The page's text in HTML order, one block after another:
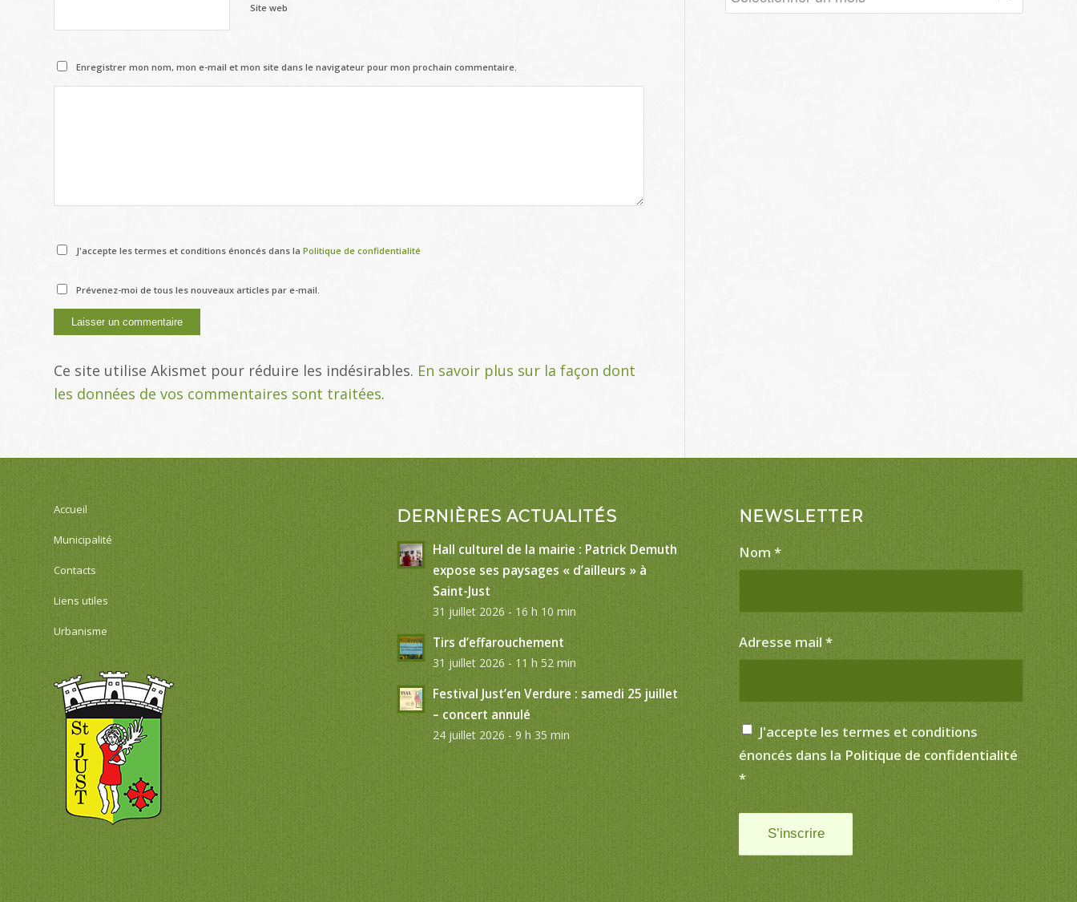
Site web
Enregistrer mon nom, mon e-mail et mon site dans le navigateur pour mon prochain commentaire.
J'accepte les termes et conditions énoncés dans la Politique de confidentialité
Prévenez-moi de tous les nouveaux articles par e-mail.
Ce site utilise Akismet pour réduire les indésirables. En savoir plus sur la façon dont
les données de vos commentaires sont traitées.
Accueil
Municipalité
Contacts
Liens utiles
Urbanisme
DERNIÈRES ACTUALITÉS
Hall culturel de la mairie : Patrick Demuth
expose ses paysages « d’ailleurs » à
Saint-Just
31 juillet 2026 - 16 h 10 min
Tirs d’effarouchement
31 juillet 2026 - 11 h 52 min
Festival Just’en Verdure : samedi 25 juillet
– concert annulé
24 juillet 2026 - 9 h 35 min
NEWSLETTER
Nom*
Adresse mail*
J'accepte les termes et conditions
énoncés dans la Politique de confidentialité
*